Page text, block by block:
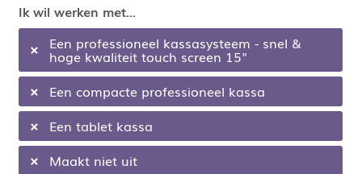
Ik wil werken met...